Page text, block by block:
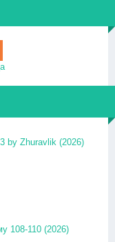
by Zhuravlik (2026)
108-110 (2026)